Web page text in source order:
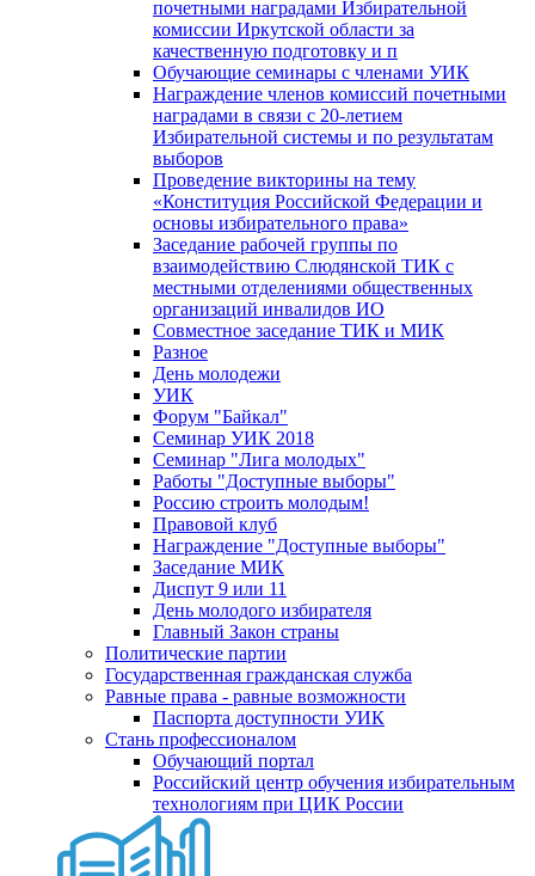
почетными наградами Избирательной
комиссии Иркутской области за
качественную подготовку и п
Обучающие семинары с членами УИК
Награждение членов комиссий почетными
наградами в связи с 20-летием
Избирательной системы и по результатам
выборов
Проведение викторины на тему
«Конституция Российской Федерации и
основы избирательного права»
Заседание рабочей группы по
взаимодействию Слюдянской ТИК с
местными отделениями общественных
организаций инвалидов ИО
Совместное заседание ТИК и МИК
Разное
День молодежи
УИК
Форум "Байкал"
Семинар УИК 2018
Семинар "Лига молодых"
Работы "Доступные выборы"
Россию строить молодым!
Правовой клуб
Награждение "Доступные выборы"
Заседание МИК
Диспут 9 или 11
День молодого избирателя
Главный Закон страны
Политические партии
Государственная гражданская служба
Равные права - равные возможности
Паспорта доступности УИК
Стань профессионалом
Обучающий портал
Российский центр обучения избирательным
технологиям при ЦИК России